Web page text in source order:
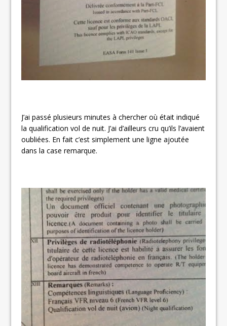
J’ai passé plusieurs minutes à chercher où était indiqué
la qualification vol de nuit. J’ai d’ailleurs cru qu’ils l’avaient
oubliées. En fait c’est simplement une ligne ajoutée
dans la case remarque.